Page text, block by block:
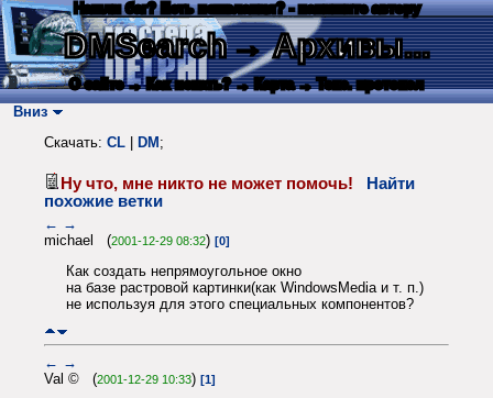
Нашли баг? Есть пожелания? - напишите автору
DMSearch→ Архивы...
О сайте → Как искать? → Карта → Текс. протокол
Вниз
Скачать: CL DM ;
Ну что, мне никто не может помочь!
Найти
похожие ветки
← →
michael (2001-12-29 08:32) [0]
Как создать непрямоугольное окно
на базе растровой картинки(как WindowsMedia и т. п.)
не используя для этого специальных компонентов?
← →
Val © (2001-12-29 10:33) [1]